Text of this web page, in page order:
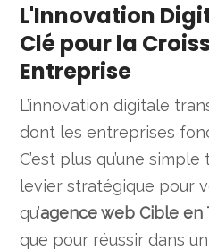
L'Innovation
Clé pour la
Entreprise
L’innovation digitale
dont les entreprises
C’est plus qu’une
levier stratégique pour
qu’agence web Cible en
que pour réussir dans